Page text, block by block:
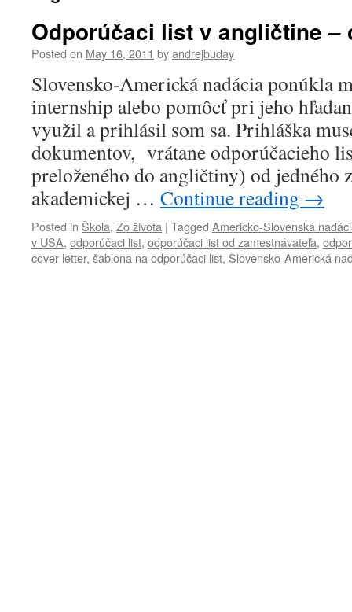
Odporúčaci list v angličtine –
Posted on May 16, 2011 byandrejbuday
Slovensko-Americká nadácia ponúkla
internship alebo pomôcť pri jeho
využil a prihlásil som sa. Prihláška
dokumentov, vrátane odporúčacieho
preloženého do angličtiny) od jedného
akademickej … Continue reading →
Posted in Škola, Zo života | Tagged Americko-Slovenská
v USA, odporúčaci list, odporúčaci list od zamestnávateľa,
cover letter, šablona na odporúčaci list, Slovensko-Americká